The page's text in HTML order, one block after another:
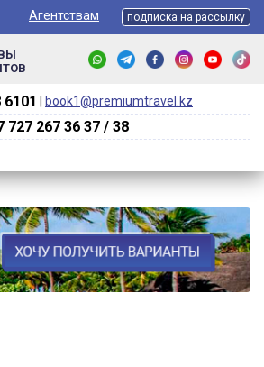
Агентствам подписка на рассылку
6101‬
book1@premiumtravel.kz
727 267 36 37 / 38